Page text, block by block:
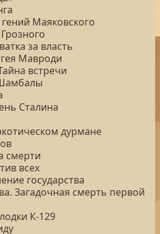
Маяковского
за власть
Мавроди
встречи
Сталина
дурмане
смерти
всех
государства
Загадочная смерть первой
К-129